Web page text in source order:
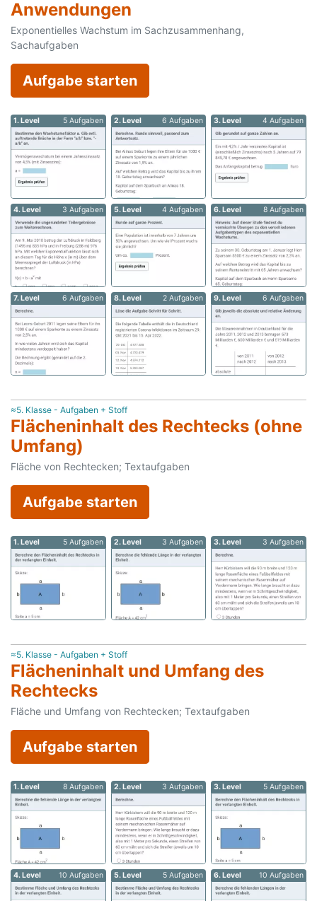
Anwendungen
Exponentielles Wachstum im Sachzusammenhang,
Sachaufgaben
Aufgabe starten
1. Level 5 Aufgaben 2. Level 6 Aufgaben 3. Level 4 Aufgaben
4. Level 3 Aufgaben 5. Level 4 Aufgaben 6. Level 8 Aufgaben
7. Level 6 Aufgaben 8. Level 2 Aufgaben 9. Level 6 Aufgaben
≈5. Klasse - Aufgaben + Stoff
Flächeninhalt des Rechtecks (ohne
Umfang)
Fläche von Rechtecken; Textaufgaben
Aufgabe starten
1. Level 5 Aufgaben 2. Level 3 Aufgaben 3. Level 3 Aufgaben
≈5. Klasse - Aufgaben + Stoff
Flächeninhalt und Umfang des
Rechtecks
Fläche und Umfang von Rechtecken; Textaufgaben
Aufgabe starten
1. Level 8 Aufgaben 2. Level 3 Aufgaben 3. Level 5 Aufgaben
4. Level 10 Aufgaben 5. Level 5 Aufgaben 6. Level 10 Aufgaben